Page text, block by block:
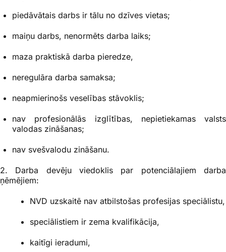
piedāvātais darbs ir tālu no dzīves vietas;
maiņu darbs, nenormēts darba laiks;
maza praktiskā darba pieredze,
neregulāra darba samaksa;
neapmierinošs veselības stāvoklis;
nav profesionālās izglītības, nepietiekamas valsts
valodas zināšanas;
nav svešvalodu zināšanu.
2. Darba devēju viedoklis par potenciālajiem darba
ņēmējiem:
NVD uzskaitē nav atbilstošas profesijas speciālistu,
speciālistiem ir zema kvalifikācija,
kaitīgi ieradumi,